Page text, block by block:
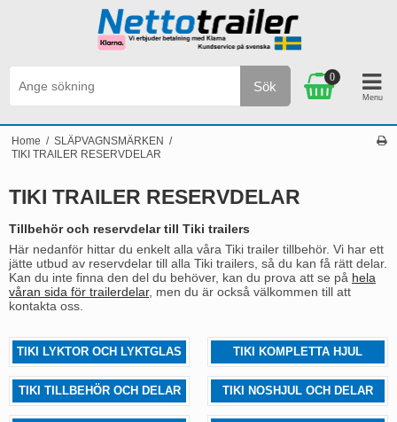
Sök
0
Home / SLÄPVAGNSMÄRKEN /
TIKI TRAILER RESERVDELAR
TIKI TRAILER RESERVDELAR
Tillbehör och reservdelar till Tiki trailers
Här nedanför hittar du enkelt alla våra Tiki trailer tillbehör. Vi har ett
jätte utbud av reservdelar till alla Tiki trailers, så du kan få rätt delar.
Kan du inte finna den del du behöver, kan du prova att se på hela
våran sida för trailerdelar, men du är också välkommen till att
kontakta oss.
TIKI LYKTOR OCH LYKTGLAS TIKI KOMPLETTA HJUL
TIKI TILLBEHÖR OCH DELAR TIKI NOSHJUL OCH DELAR